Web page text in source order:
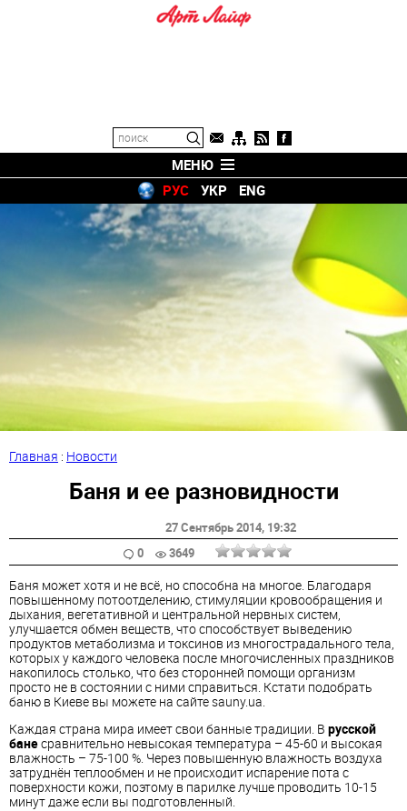
МЕНЮ
РУС
УКР ENG
Главная : Новости
Баня и ее разновидности
27 Сентябрь 2014, 19:32
0
3649
Баня может хотя и не всё, но способна на многое. Благодаря
повышенному потоотделению, стимуляции кровообращения и
дыхания, вегетативной и центральной нервных систем,
улучшается обмен веществ, что способствует выведению
продуктов метаболизма и токсинов из многострадального тела,
которых у каждого человека после многочисленных праздников
накопилось столько, что без сторонней помощи организм
просто не в состоянии с ними справиться. Кстати подобрать
баню в Киеве вы можете на сайте sauny.ua.
Каждая страна мира имеет свои банные традиции. В русской
банесравнительно невысокая температура – 45-60 и высокая
влажность – 75-100 %. Через повышенную влажность воздуха
затруднён теплообмен и не происходит испарение пота с
поверхности кожи, поэтому в парилке лучше проводить 10-15
минут даже если вы подготовленный.